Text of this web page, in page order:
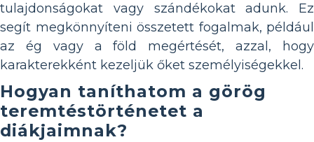
tulajdonságokat vagy szándékokat adunk. Ez
segít megkönnyíteni összetett fogalmak, például
az ég vagy a föld megértését, azzal, hogy
karakterekként kezeljük őket személyiségekkel.
Hogyan taníthatom a görög
teremtéstörténetet a
diákjaimnak?